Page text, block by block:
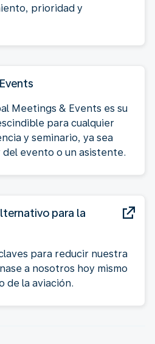
prioridad y
Meetings & Events es su
para cualquier
y seminario, ya sea
evento o un asistente.
para la
para reducir nuestra
a nosotros hoy mismo
de la aviación.